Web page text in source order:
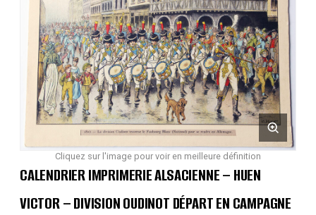
Cliquez sur l'image pour voir en meilleure définition
CALENDRIER IMPRIMERIE ALSACIENNE – HUEN
VICTOR – DIVISION OUDINOT DÉPART EN CAMPAGNE